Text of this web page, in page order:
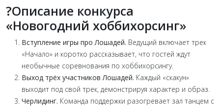
?Описание конкурса
«Новогодний хоббихорсинг»
Вступление игры про Лошадей. Ведущий включает трек
«Начало» и коротко рассказывает, что гостей ждут
необычные соревнования по хоббихорсингу.
Выход трёх участников Лошадей. Каждый «скакун»
выходит под свой трек, демонстрируя характер и образ.
Черлидинг. Команда поддержки разогревает зал танцем с